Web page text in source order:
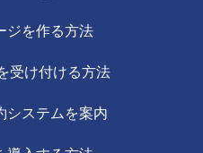
ジを作る方法
受け付ける方法
システムを案内